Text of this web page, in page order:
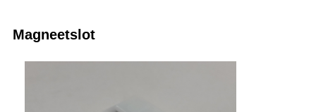
Magneetslot